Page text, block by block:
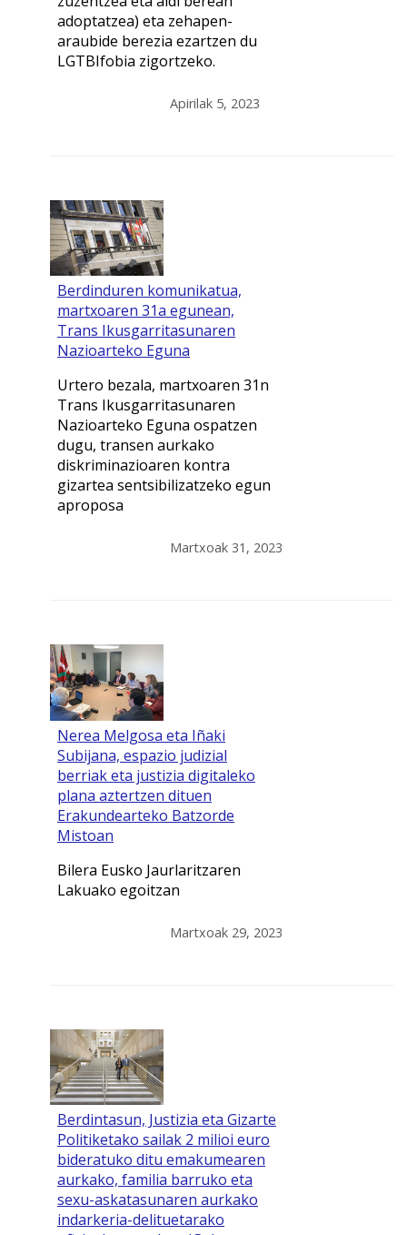
adoptatzea) eta zehapen-
araubide berezia ezartzen du
LGTBIfobia zigortzeko.
Apirilak 5, 2023
Berdinduren komunikatua,
martxoaren 31a egunean,
Trans Ikusgarritasunaren
Nazioarteko Eguna
Urtero bezala, martxoaren 31n
Trans Ikusgarritasunaren
Nazioarteko Eguna ospatzen
dugu, transen aurkako
diskriminazioaren kontra
gizartea sentsibilizatzeko egun
aproposa
Martxoak 31, 2023
Nerea Melgosa eta Iñaki
Subijana, espazio judizial
berriak eta justizia digitaleko
plana aztertzen dituen
Erakundearteko Batzorde
Mistoan
Bilera Eusko Jaurlaritzaren
Lakuako egoitzan
Martxoak 29, 2023
Berdintasun, Justizia eta Gizarte
Politiketako sailak 2 milioi euro
bideratuko ditu emakumearen
aurkako, familia barruko eta
sexu-askatasunaren aurkako
indarkeria-delituetarako